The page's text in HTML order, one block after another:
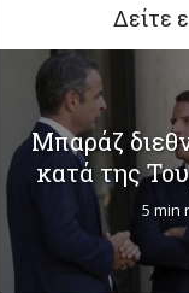
Δείτε
Μπαράζ
κατά της
5 min